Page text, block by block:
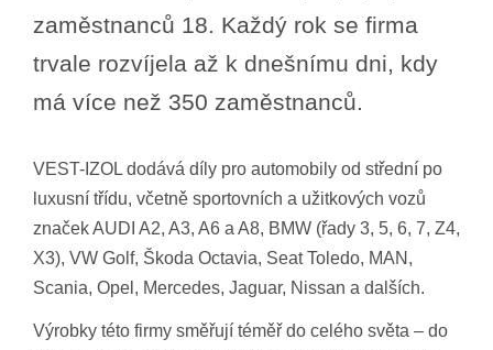
zaměstnanců 18. Každý rok se firma
trvale rozvíjela až k dnešnímu dni, kdy
má více než 350 zaměstnanců.
VEST-IZOL dodává díly pro automobily od střední po
luxusní třídu, včetně sportovních a užitkových vozů
značek AUDI A2, A3, A6 a A8, BMW (řady 3, 5, 6, 7, Z4,
X3), VW Golf, Škoda Octavia, Seat Toledo, MAN,
Scania, Opel, Mercedes, Jaguar, Nissan a dalších.
Výrobky této firmy směřují téměř do celého světa – do